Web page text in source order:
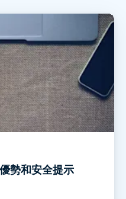
勢和安全提示